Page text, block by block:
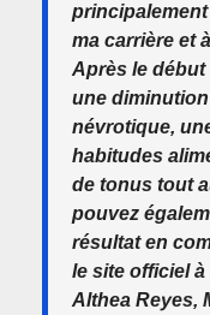
ma carrière et
Après le
une
névrotique,
habitudes
de tonus tout
pouvez
résultat en
le site officiel
Althea Reyes,